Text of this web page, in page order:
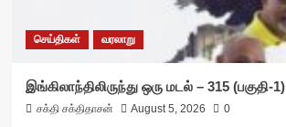
செய்திகள் வரலாறு
இங்கிலாந்திலிருந்து ஒரு மடல் – 315 (பகுதி-1)
சக்தி சக்திதாசன் August 5, 2026 0